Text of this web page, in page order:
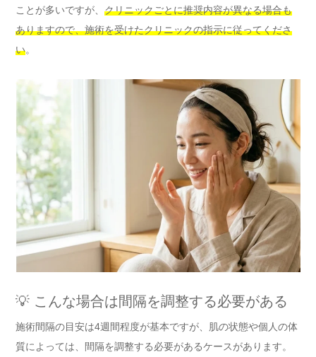
ことが多いですが、 クリニックごとに推奨内容が異なる場合も
ありますので、施術を受けたクリニックの指示に従ってくださ
い。
💡 こんな場合は間隔を調整する必要がある
施術間隔の目安は4週間程度が基本ですが、肌の状態や個人の体
質によっては、間隔を調整する必要があるケースがあります。